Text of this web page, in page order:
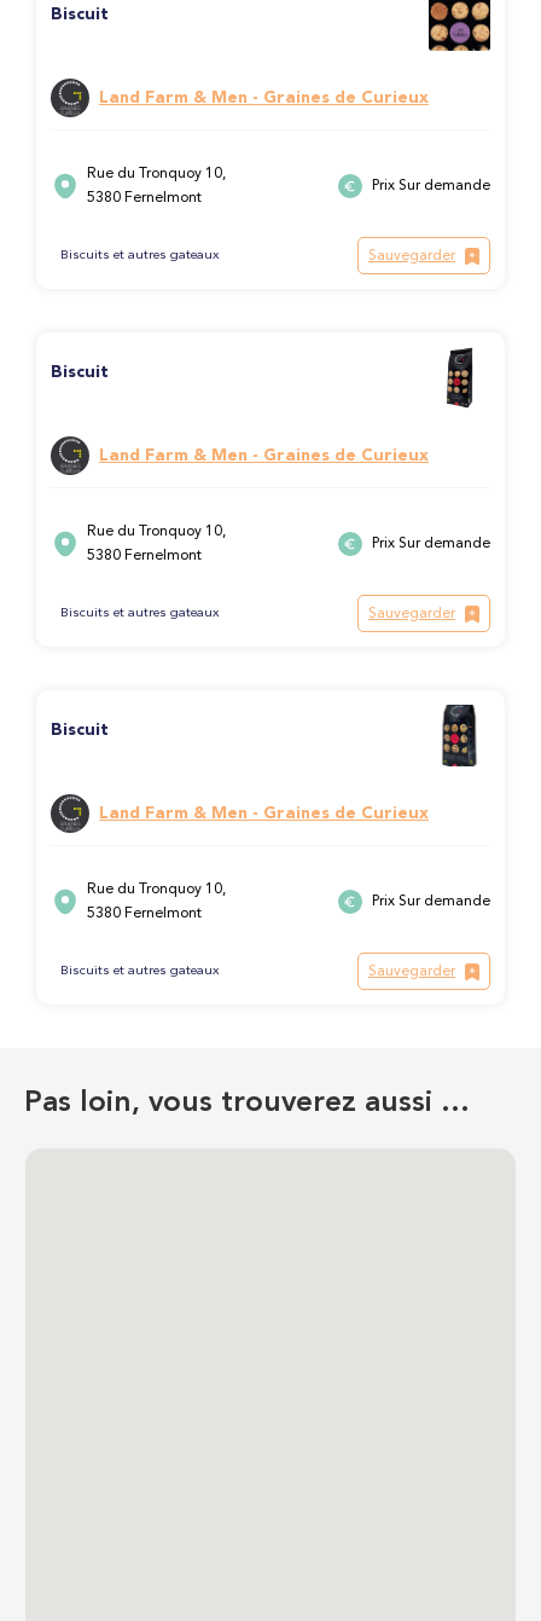
Biscuit
Land Farm & Men - Graines de Curieux
Rue du Tronquoy 10,
5380 Fernelmont
Prix Sur demande
Biscuits et autres gateaux Sauvegarder
Biscuit
Land Farm & Men - Graines de Curieux
Rue du Tronquoy 10,
5380 Fernelmont
Prix Sur demande
Biscuits et autres gateaux Sauvegarder
Biscuit
Land Farm & Men - Graines de Curieux
Rue du Tronquoy 10,
5380 Fernelmont
Prix Sur demande
Biscuits et autres gateaux Sauvegarder
Pas loin, vous trouverez aussi …